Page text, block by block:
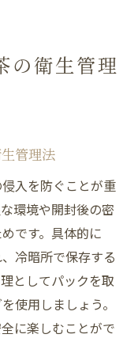
の衛生管理
管理法
入を防ぐことが重
環境や開封後の密
です。具体的に
冷暗所で保存する
としてパックを取
使用しましょう。
に楽しむことがで